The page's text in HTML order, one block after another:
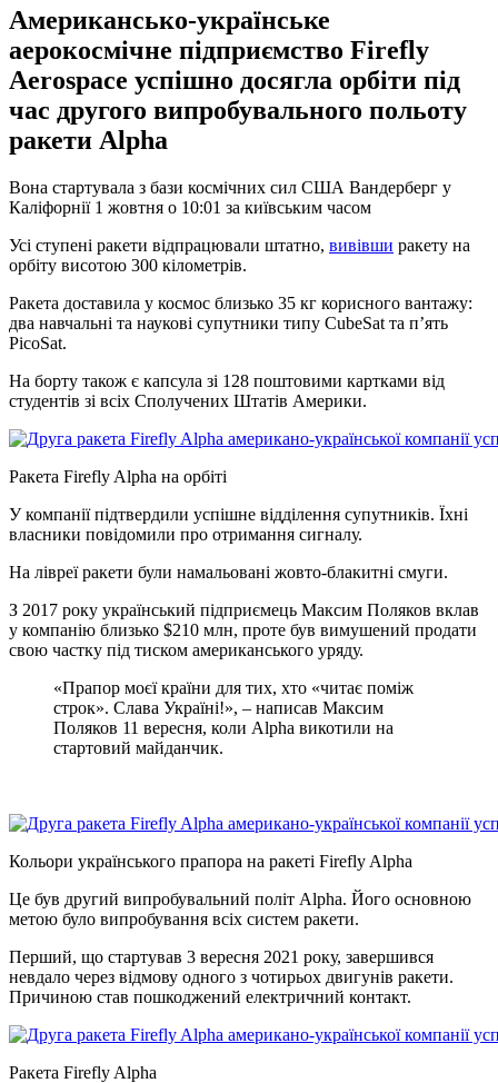
Американсько-українське
аерокосмічне підприємство Firefly
Aerospace успішно досягла орбіти під
час другого випробувального польоту
ракети Alpha
Вона стартувала з бази космічних сил США Вандерберг у
Каліфорнії 1 жовтня о 10:01 за київським часом
Усі ступені ракети відпрацювали штатно, вивівши ракету на
орбіту висотою 300 кілометрів.
Ракета доставила у космос близько 35 кг корисного вантажу:
два навчальні та наукові супутники типу CubeSat та пʼять
PicoSat.
На борту також є капсула зі 128 поштовими картками від
студентів зі всіх Сполучених Штатів Америки.
Ракета Firefly Alpha на орбіті
У компанії підтвердили успішне відділення супутників. Їхні
власники повідомили про отримання сигналу.
На лівреї ракети були намальовані жовто-блакитні смуги.
З 2017 року український підприємець Максим Поляков вклав
у компанію близько $210 млн, проте був вимушений продати
свою частку під тиском американського уряду.
«Прапор моєї країни для тих, хто «читає поміж
строк». Слава Україні!», – написав Максим
Поляков 11 вересня, коли Alpha викотили на
стартовий майданчик.
Кольори українського прапора на ракеті Firefly Alpha
Це був другий випробувальний політ Alpha. Його основною
метою було випробування всіх систем ракети.
Перший, що стартував 3 вересня 2021 року, завершився
невдало через відмову одного з чотирьох двигунів ракети.
Причиною став пошкоджений електричний контакт.
Ракета Firefly Alpha